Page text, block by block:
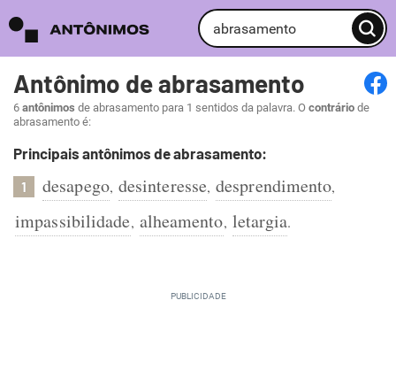
Antônimo de abrasamento
6 antônimos de abrasamento para 1 sentidos da palavra. O contrário de
abrasamento é:
Principais antônimos de abrasamento:
1 desapego, desinteresse, desprendimento,
impassibilidade, alheamento, letargia.